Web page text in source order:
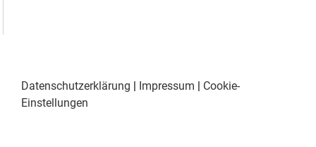
Datenschutzerklärung Impressum
Cookie-
Einstellungen